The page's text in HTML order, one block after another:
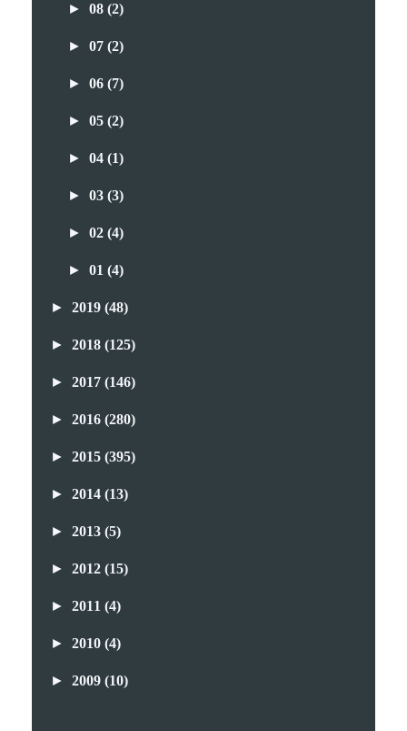
►08(2)
►07(2)
►06(7)
►05(2)
►04(1)
►03(3)
►02(4)
►01(4)
► 2019 (48)
► 2018 (125)
► 2017 (146)
► 2016 (280)
► 2015 (395)
► 2014 (13)
► 2013 (5)
► 2012 (15)
► 2011 (4)
► 2010 (4)
► 2009 (10)